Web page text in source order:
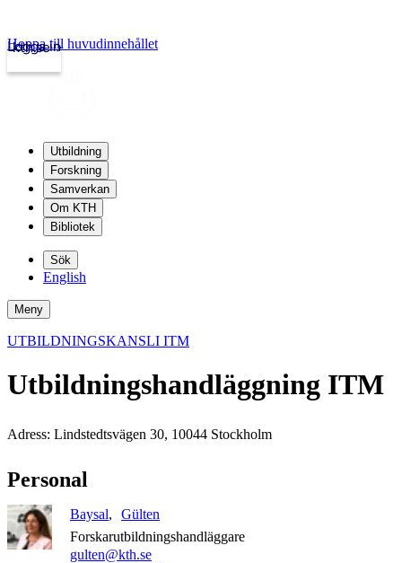
kth.se
Logga in
Hoppa till huvudinnehållet
Utbildning
Forskning
Samverkan
Om KTH
Bibliotek
Sök
English
Meny
UTBILDNINGSKANSLI ITM
Utbildningshandläggning ITM
Adress: Lindstedtsvägen 30, 10044 Stockholm
Personal
Baysal
Gülten
Forskarutbildningshandläggare
gulten@kth.se